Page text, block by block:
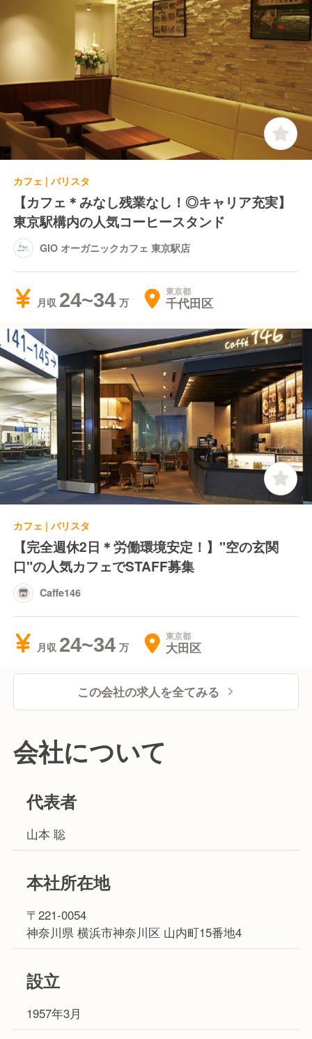
カフェ | バリスタ
【カフェ＊みなし残業なし！◎キャリア充実】
東京駅構内の人気コーヒースタンド
GIO オーガニックカフェ 東京駅店
月収 24~34 東京都
千代田区
カフェ | バリスタ
【完全週休2日＊労働環境安定！】"空の玄関
口"の人気カフェでSTAFF募集
Caffe146
月収 24~34 東京都
大田区
この会社の求人を全てみる
会社について
代表者
山本 聡
本社所在地
〒221-0054
神奈川県 横浜市神奈川区 山内町15番地4
設立
1957年3月